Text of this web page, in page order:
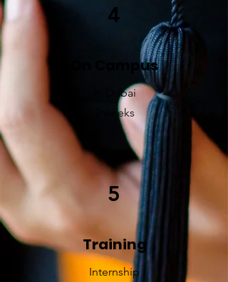
4
On Campus
in Dubai
2 weeks
5
Training
Internship